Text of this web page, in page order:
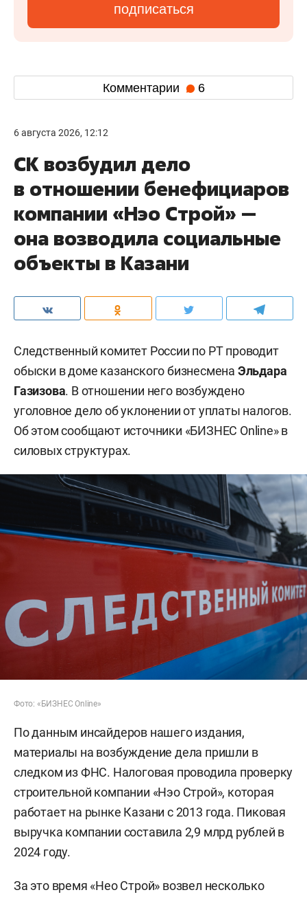
подписаться
Комментарии 6
6 августа 2026, 12:12
СК возбудил дело
в отношении бенефициаров
компании «Нэо Строй» —
она возводила социальные
объекты в Казани
Следственный комитет России по РТ проводит
обыски в доме казанского бизнесмена Эльдара
Газизова. В отношении него возбуждено
уголовное дело об уклонении от уплаты налогов.
Об этом сообщают источники «БИЗНЕС Online» в
силовых структурах.
Фото: «БИЗНЕС Online»
По данным инсайдеров нашего издания,
материалы на возбуждение дела пришли в
следком из ФНС. Налоговая проводила проверку
строительной компании «Нэо Строй», которая
работает на рынке Казани с 2013 года. Пиковая
выручка компании составила 2,9 млрд рублей в
2024 году.
За это время «Нео Строй» возвел несколько